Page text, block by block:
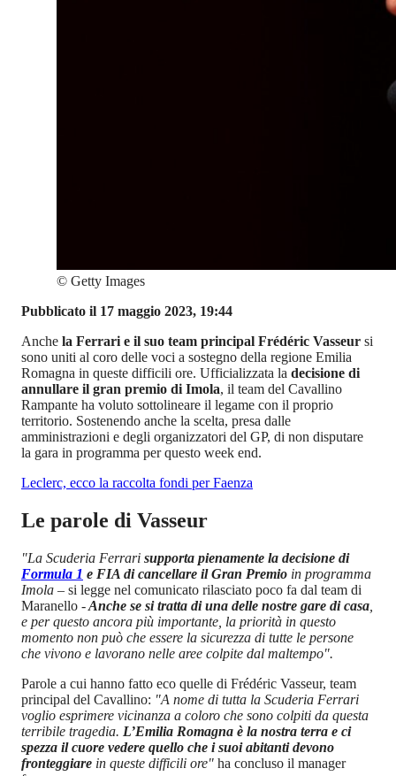
© Getty Images
Pubblicato il 17 maggio 2023, 19:44
Anche la Ferrari e il suo team principal Frédéric Vasseur si
sono uniti al coro delle voci a sostegno della regione Emilia
Romagna in queste difficili ore. Ufficializzata la decisione di
annullare il gran premio di Imola, il team del Cavallino
Rampante ha voluto sottolineare il legame con il proprio
territorio. Sostenendo anche la scelta, presa dalle
amministrazioni e degli organizzatori del GP, di non disputare
la gara in programma per questo week end.
Leclerc, ecco la raccolta fondi per Faenza
Le parole di Vasseur
"La Scuderia Ferrari supporta pienamente la decisione di
Formula 1 e FIA di cancellare il Gran Premio in programma
Imola – si legge nel comunicato rilasciato poco fa dal team di
Maranello -Anche se si tratta di una delle nostre gare di casa
e per questo ancora più importante, la priorità in questo
momento non può che essere la sicurezza di tutte le persone
che vivono e lavorano nelle aree colpite dal maltempo".
Parole a cui hanno fatto eco quelle di Frédéric Vasseur, team
principal del Cavallino: "A nome di tutta la Scuderia Ferrari
voglio esprimere vicinanza a coloro che sono colpiti da questa
terribile tragedia. L’Emilia Romagna è la nostra terra e ci
spezza il cuore vedere quello che i suoi abitanti devono
fronteggiare in queste difficili ore" ha concluso il manager